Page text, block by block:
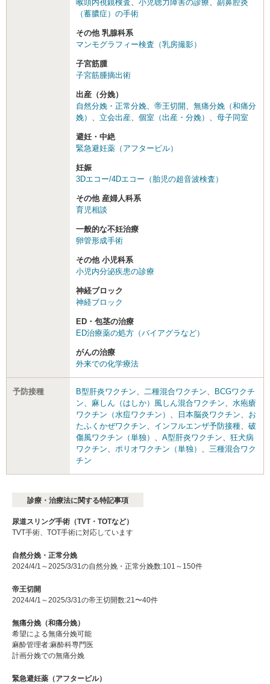
喉頭内視鏡検査 小児聴力障害の診療
副鼻腔炎
（蓄膿症）の手術
その他 乳腺科系
マンモグラフィー検査（乳房撮影）
子宮筋腫
子宮筋腫摘出術
出産（分娩）
自然分娩・正常分娩
帝王切開
無痛分娩（和痛分
娩）
立会出産 個室（出産・分娩） 母子同室
避妊・中絶
緊急避妊薬（アフターピル）
妊娠
3Dエコー/4Dエコー（胎児の超音波検査）
その他 産婦人科系
育児相談
一般的な不妊治療
卵管形成手術
その他 小児科系
小児内分泌疾患の診療
神経ブロック
神経ブロック
ED・包茎の治療
ED治療薬の処方（バイアグラなど）
がんの治療
外来での化学療法
予防接種 B型肝炎ワクチン 二種混合ワクチン
BCGワクチ
ン
麻しん（はしか）風しん混合ワクチン
水疱瘡
ワクチン（水痘ワクチン）
日本脳炎ワクチン
お
たふくかぜワクチン
インフルエンザ予防接種
破
傷風ワクチン（単独）
A型肝炎ワクチン
狂犬病
ワクチン
ポリオワクチン（単独）
三種混合ワク
チン
診療・治療法に関する特記事項
尿道スリング手術（TVT・TOTなど）
TVT手術、TOT手術に対応しています
自然分娩・正常分娩
2024/4/1～2025/3/31の自然分娩・正常分娩数:101～150件
帝王切開
2024/4/1～2025/3/31の帝王切開数:21〜40件
無痛分娩（和痛分娩）
希望による無痛分娩可能
麻酔管理者:麻酔科専門医
計画分娩での無痛分娩
緊急避妊薬（アフターピル）